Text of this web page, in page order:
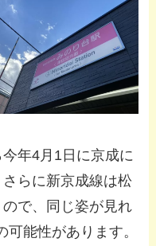
年4月1日に京成に
らに新京成線は松
で、同じ姿が見れ
能性があります。